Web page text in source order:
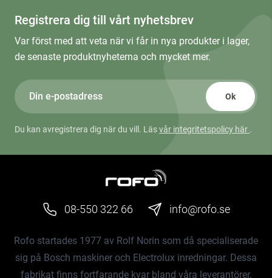
Registrera dig till vårt nyhetsbrev
Var först med att veta när vi får in nya produkter i lager,
de senaste produktnyheterna och mycket mer.
Ok
Du kan avregistrera dig när du vill. Läsvår integritetspolicy här .
08-550 322 66 info@rofo.se
Rofo startades 1977 av Rolf Norin som då specialiserade
sig på Bosch maskiner och Electrolux inredningar. Dessa
fabrikat finns fortfarande kvar bland våra leverantörer.